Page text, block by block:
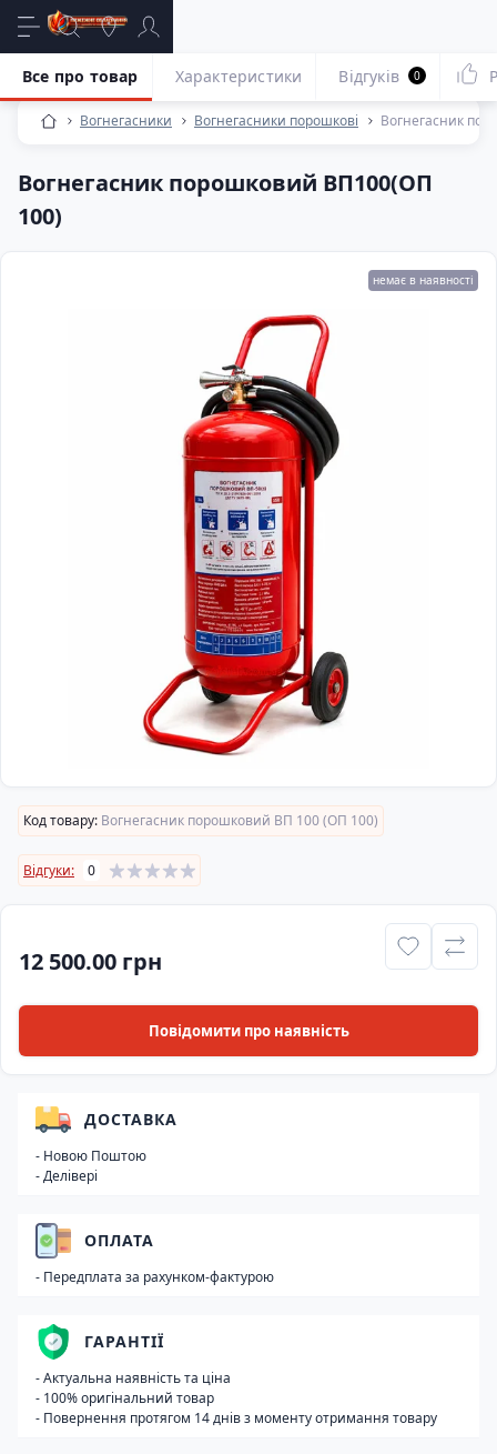
Вогнегасники Вогнегасники порошкові Вогнегасник
Вогнегасник порошковий ВП100(ОП
100)
Все про товар Характеристики Відгуків 0
немає в наявності
Код товару: Вогнегасник порошковий ВП 100 (ОП 100)
Відгуки: 0
12 500.00 грн
Повідомити про наявність
ДОСТАВКА
- Новою Поштою
- Делівері
ОПЛАТА
- Передплата за рахунком-фактурою
ГАРАНТІЇ
- Актуальна наявність та ціна
- 100% оригінальний товар
- Повернення протягом 14 днів з моменту отримання товару